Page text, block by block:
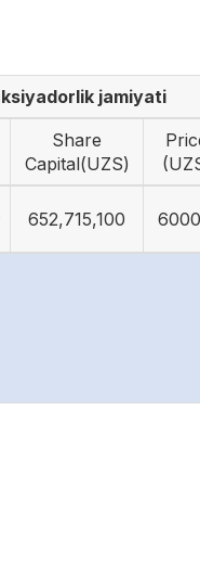
jamiyati
Share
Capital(UZS)
652,715,100